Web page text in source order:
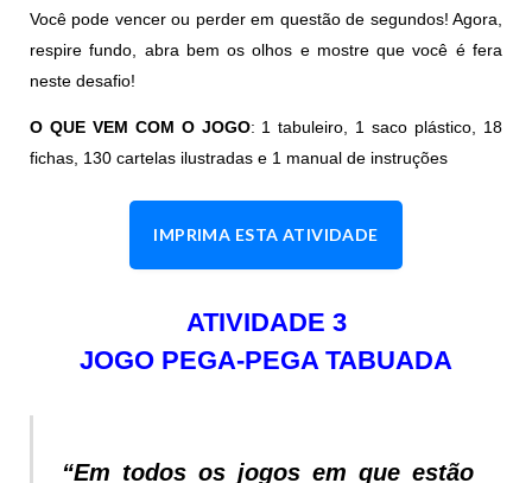
Você pode vencer ou perder em questão de segundos! Agora,
respire fundo, abra bem os olhos e mostre que você é fera
neste desafio!
O QUE VEM COM O JOGO: 1 tabuleiro, 1 saco plástico, 18
fichas, 130 cartelas ilustradas e 1 manual de instruções
IMPRIMA ESTA ATIVIDADE
ATIVIDADE 3
JOGO PEGA-PEGA TABUADA
“Em todos os jogos em que estão